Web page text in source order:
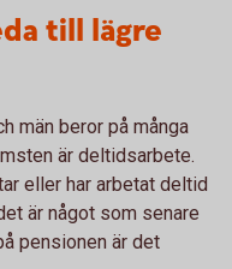
till lägre
män beror på många
är deltidsarbete.
eller har arbetat deltid
är något som senare
pensionen är det